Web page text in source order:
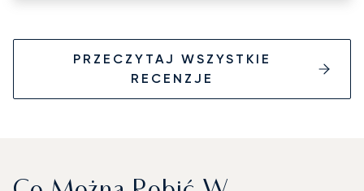
PRZECZYTAJ WSZYSTKIE
RECENZJE